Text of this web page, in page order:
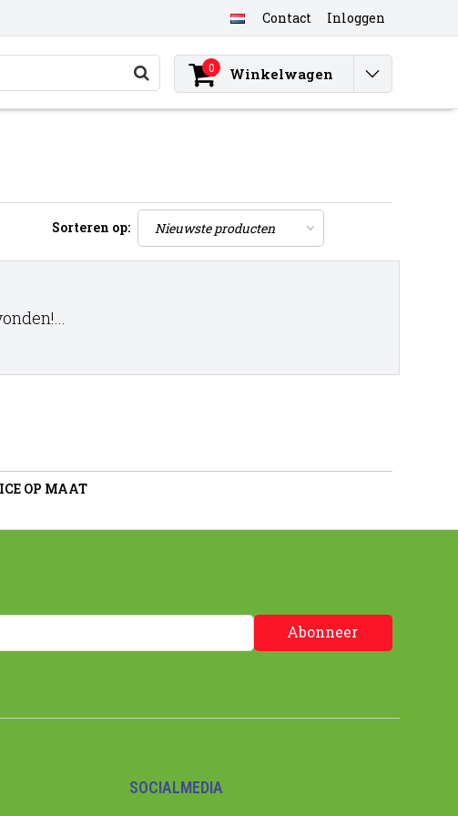
Contact Inloggen
0 Winkelwagen
Sorteren op:
OP MAAT
Abonneer
SOCIALMEDIA